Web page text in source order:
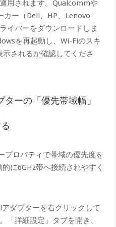
用されます。Qualcommや
カー（Dell、HP、Lenovo
イバーをダウンロードしま
を再起動し、Wi-Fiのスキ
示されるか確認してくださ
ーの「優先帯域幅」
プロパティで帯域の優先度を
に6GHz帯へ接続されやすく
ダプターを右クリックして
「詳細設定」タブを開き、